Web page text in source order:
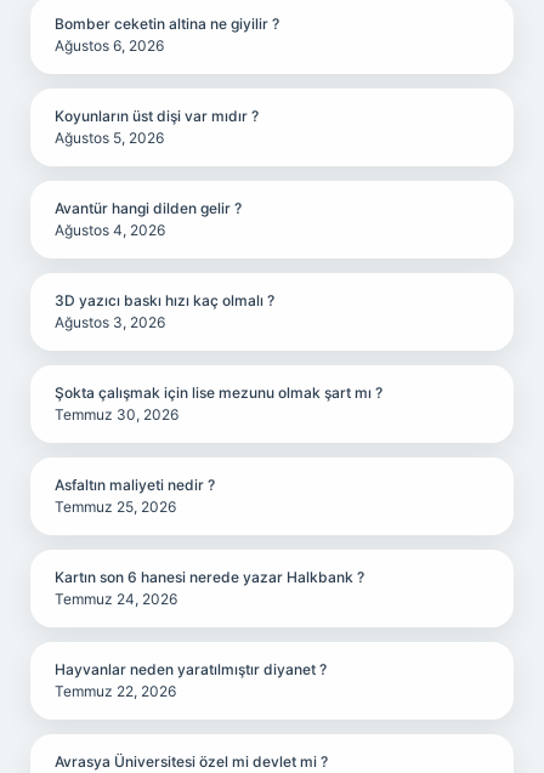
Bomber ceketin altina ne giyilir ?
Ağustos 6, 2026
Koyunların üst dişi var mıdır ?
Ağustos 5, 2026
Avantür hangi dilden gelir ?
Ağustos 4, 2026
3D yazıcı baskı hızı kaç olmalı ?
Ağustos 3, 2026
Şokta çalışmak için lise mezunu olmak şart mı ?
Temmuz 30, 2026
Asfaltın maliyeti nedir ?
Temmuz 25, 2026
Kartın son 6 hanesi nerede yazar Halkbank ?
Temmuz 24, 2026
Hayvanlar neden yaratılmıştır diyanet ?
Temmuz 22, 2026
Avrasya Üniversitesi özel mi devlet mi ?